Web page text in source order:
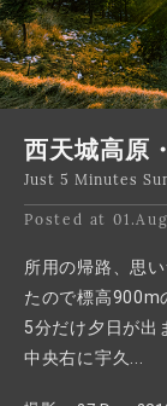
西天城高原
Just 5 Minutes
Posted at
所用の帰路、思
たので標高900m
5分だけ夕日が出
中央右に宇久...